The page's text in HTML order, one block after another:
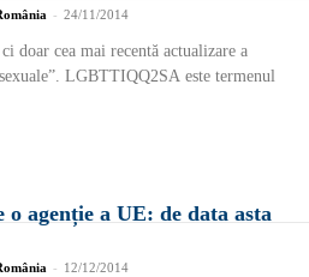
- 24/11/2014
doar cea mai recentă actualizare a
LGBTTIQQ2SA este termenul
agenție a UE: de data asta
- 12/12/2014